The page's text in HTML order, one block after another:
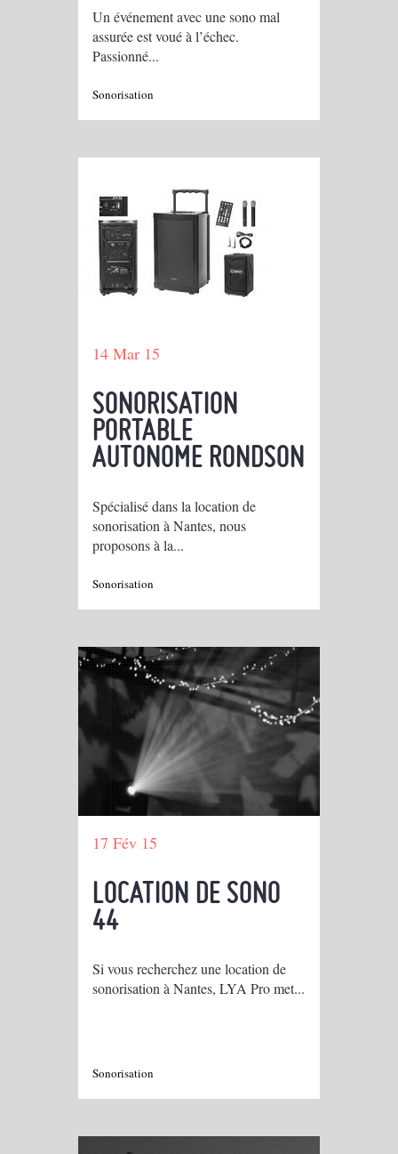
Un événement avec une sono mal
assurée est voué à l’échec.
Passionné...
Sonorisation
14 Mar 15
SONORISATION
PORTABLE
AUTONOME RONDSON
Spécialisé dans la location de
sonorisation à Nantes, nous
proposons à la...
Sonorisation
17 Fév 15
LOCATION DE SONO
44
Si vous recherchez une location de
sonorisation à Nantes, LYA Pro met...
Sonorisation